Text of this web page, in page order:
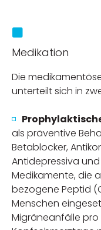
Medikation
Die
unterteilt sich in
als präventive
Betablocker,
Antidepressiva
Medikamente, die
bezogene Peptid
Menschen
Migräneanfälle